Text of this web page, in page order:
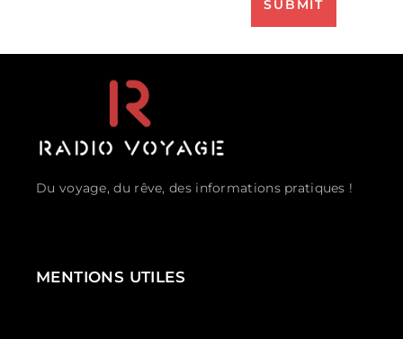
Du voyage, du rêve, des informations pratiques !
MENTIONS UTILES